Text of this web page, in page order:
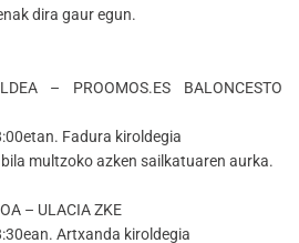
dira gaur egun.
– PROOMOS.ES BALONCESTO
Fadura kiroldegia
multzoko azken sailkatuaren aurka.
– ULACIA ZKE
Artxanda kiroldegia